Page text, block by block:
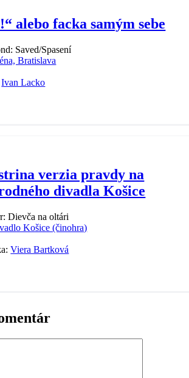
alebo facka samým sebe
Saved/Spasení
Bratislava
Ivan Lacko
verzia pravdy na
divadla Košice
Dievča na oltári
Košice (činohra)
Viera Bartková